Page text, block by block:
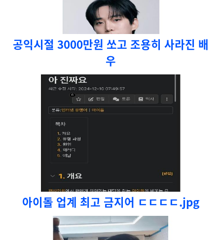
공익시절 3000만원 쏘고 조용히 사라진 배
우
아이돌 업계 최고 금지어 ㄷㄷㄷㄷ.jpg